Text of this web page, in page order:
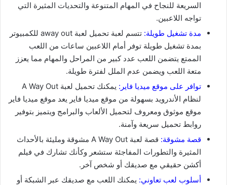
السريعة للنجاح في المهام المتنوعة والتحديات المثيرة التي
تواجه اللاعبين.
مدة تشغيل طويلة:
تتسم لعبة تحميل لعبة away out للكمبيوتر
بمدة تشغيل طويلة توفر أمام اللاعبين ساعات من اللعب
الممتع يتضمن اللعب عدد كبير من المراحل والمهام مما يعزز
متعة اللعب ويضمن عدم الملل لفترة طويلة.
توافر على موقع ميديا فاير:
يمكنك تحميل لعبة A Way Out
لنظام الأندرويد بسهولة من موقع ميديا فاير يعد موقع ميديا فاير
موقع موثوق ومعروف لتحميل الألعاب والبرامج ويتميز بتوفير
روابط تحميل سريعة وآمنة.
قصة مشوقة:
قصة لعبة A Way Out مشوقة ومليئة بالأحداث
المثيرة والتطورات المفاجئة ستشعر وكأنك تشارك في فيلم
أكشن حقيقي مع صديقك أو شخص آخر.
أسلوب لعب تعاوني: يمكنك اللعب مع صديقك عبر الشبكة أو